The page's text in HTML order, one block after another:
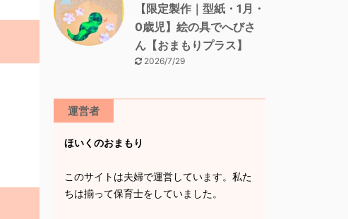
【限定製作｜型紙・1月・
0歳児】絵の具でへびさ
ん【おまもりプラス】
2026/7/29
運営者
ほいくのおまもり
このサイトは夫婦で運営しています。私た
ちは揃って保育士をしていました。